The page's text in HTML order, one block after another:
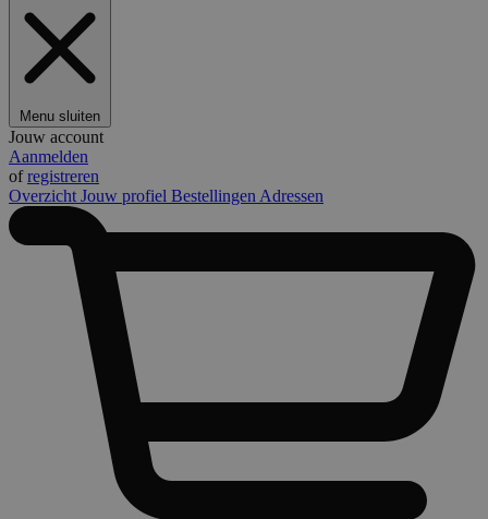
Menu sluiten
Jouw account
Aanmelden
ofregistreren
Overzicht Jouw profiel Bestellingen Adressen